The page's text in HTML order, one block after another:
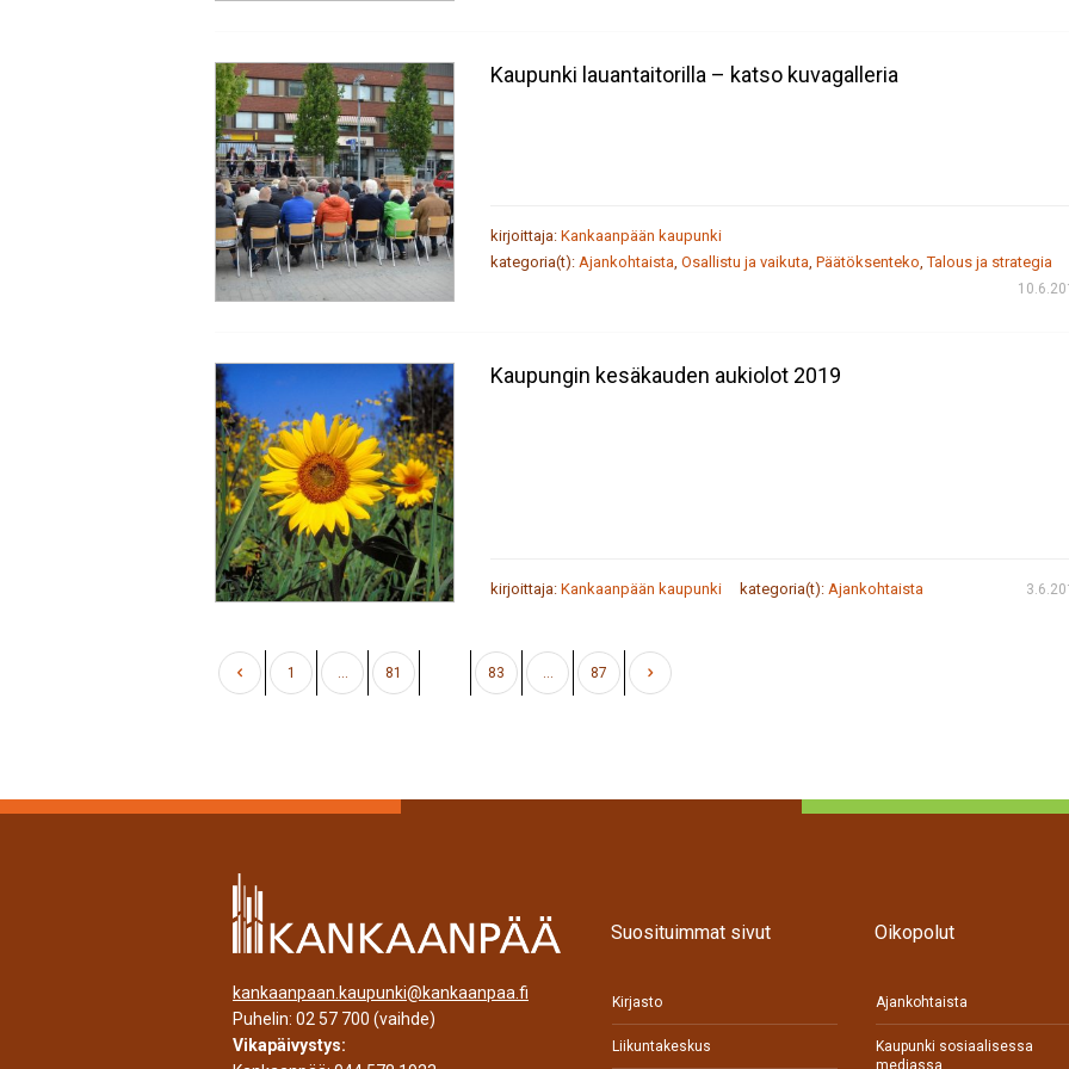
Kaupunki lauantaitorilla – katso kuvagalleria
kirjoittaja: Kankaanpään kaupunki
kategoria(t): Ajankohtaista, Osallistu ja vaikuta, Päätöksenteko,Talous ja strategia
Kaupungin kesäkauden aukiolot 2019
kirjoittaja: Kankaanpään kaupunki kategoria(t): Ajankohtaista
1 … 81 83 … 87
kankaanpaan.kaupunki@kankaanpaa.fi
Puhelin: 02 57 700 (vaihde)
Vikapäivystys:
Suosituimmat sivut
Kirjasto
Liikuntakeskus
Oikopolut
Ajankohtaista
Kaupunki sosiaalisessa
mediassa